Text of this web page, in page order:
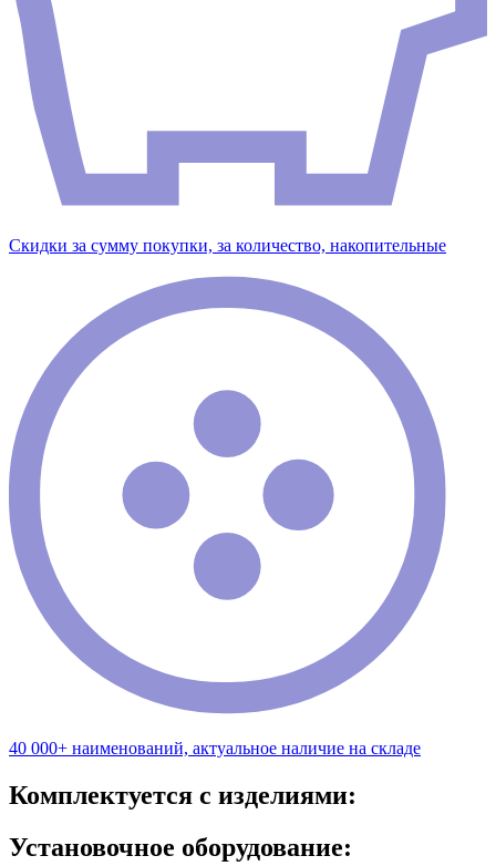
Скидки за сумму покупки, за количество, накопительные
40 000+ наименований, актуальное наличие на складе
Комплектуется с изделиями:
Установочное оборудование: